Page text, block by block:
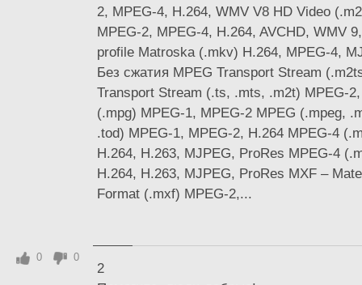
2, MPEG-4, H.264, WMV V8 HD Video
MPEG-2, MPEG-4, H.264, AVCHD, WMV
profile Matroska (.mkv) H.264, MPEG-4,
Без сжатия MPEG Transport Stream
Transport Stream (.ts, .mts, .m2t) MPEG-
(.mpg) MPEG-1, MPEG-2 MPEG (.mpeg,
.tod) MPEG-1, MPEG-2, H.264 MPEG-4
H.264, H.263, MJPEG, ProRes MPEG-4
H.264, H.263, MJPEG, ProRes MXF –
Format (.mxf) MPEG-2,...
2
0 0